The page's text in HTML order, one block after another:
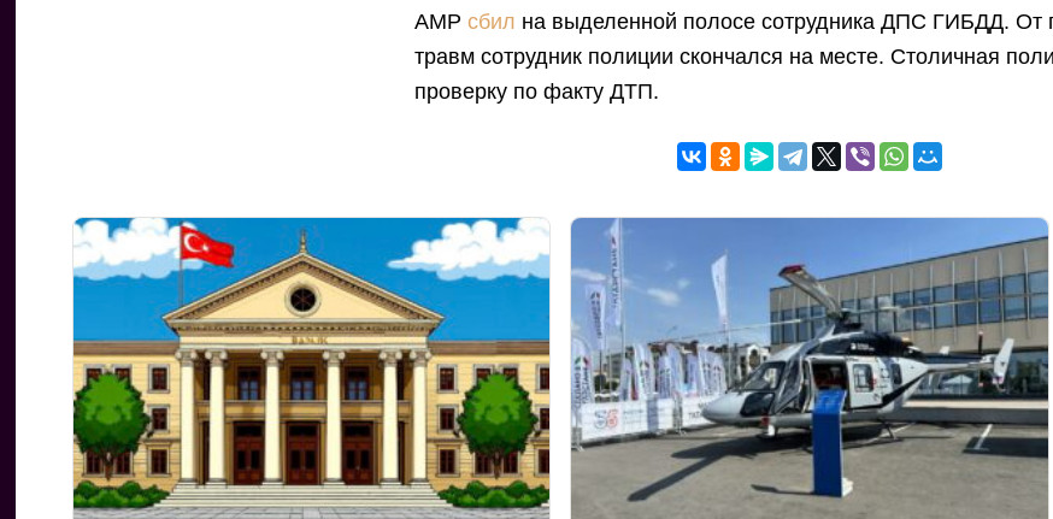
АМРсбил на выделенной полосе сотрудника ДПС ГИБДД. От
травм сотрудник полиции скончался на месте. Столичная
проверку по факту ДТП.